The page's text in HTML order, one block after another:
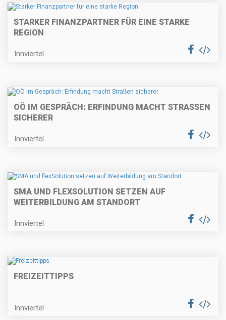
STARKER FINANZPARTNER FÜR EINE STARKE
REGION
Innviertel
OÖ IM GESPRÄCH: ERFINDUNG MACHT STRASSEN S
ICHERER
Innviertel
SMA UND FLEXSOLUTION SETZEN AUF
WEITERBILDUNG AM STANDORT
Innviertel
FREIZEITTIPPS
Innviertel